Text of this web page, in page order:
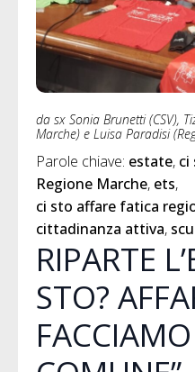
da sx Sonia Brunetti (CSV),
Marche) e Luisa Paradisi
Parole chiave: estate ci
Regione Marche ets
ci sto affare fatica
cittadinanza attiva
RIPARTE
STO?